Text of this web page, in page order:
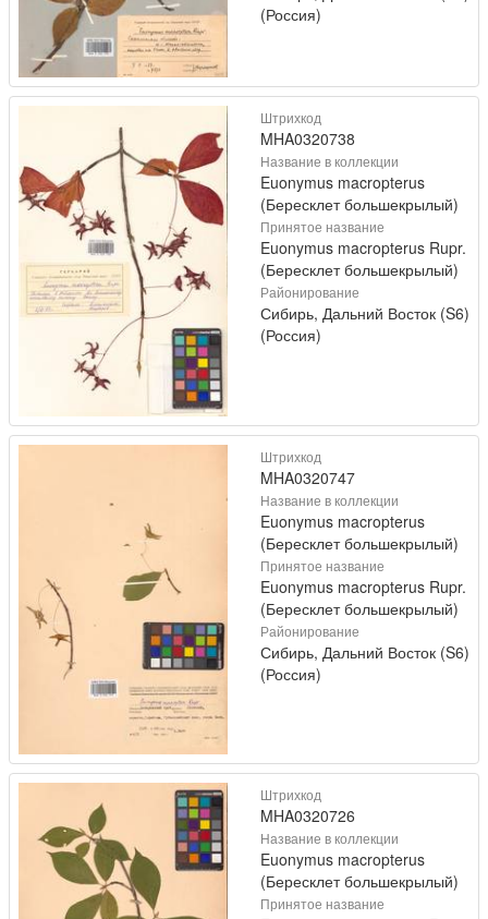
(Россия)
Штрихкод
MHA0320738
Название в коллекции
Euonymus macropterus
(Бересклет большекрылый)
Принятое название
Euonymus macropterus Rupr.
(Бересклет большекрылый)
Районирование
Сибирь, Дальний Восток (S6)
(Россия)
Штрихкод
MHA0320747
Название в коллекции
Euonymus macropterus
(Бересклет большекрылый)
Принятое название
Euonymus macropterus Rupr.
(Бересклет большекрылый)
Районирование
Сибирь, Дальний Восток (S6)
(Россия)
Штрихкод
MHA0320726
Название в коллекции
Euonymus macropterus
(Бересклет большекрылый)
Принятое название